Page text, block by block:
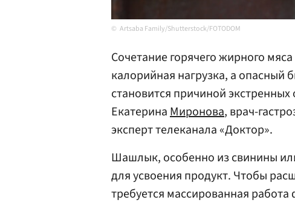
Artsaba Family/Shutterstock/FOTODOM
Сочетание горячего жирного
калорийная нагрузка, а опасный
становится причиной экстренных
ЕкатеринаМиронова, врач-
эксперт телеканала «Доктор».
Шашлык, особенно из свинины
для усвоения продукт. Чтобы
требуется массированная